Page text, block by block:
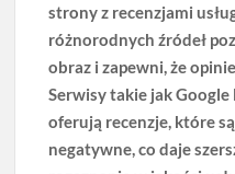
strony z recenzjami
różnorodnych źródeł
obraz i zapewni, że
Serwisy takie jak Google
oferują recenzje, które
negatywne, co daje